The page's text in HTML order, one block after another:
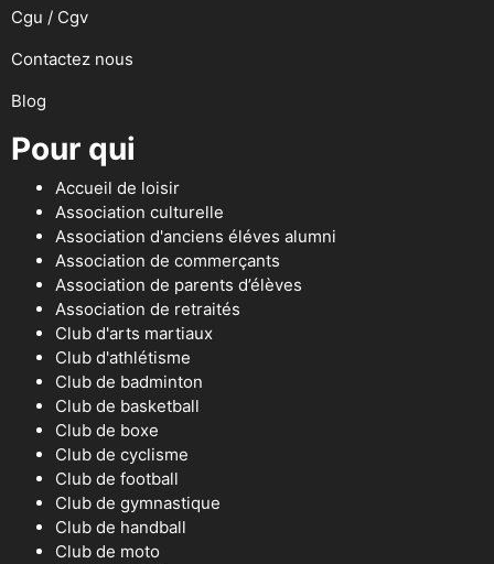
Cgu / Cgv
Contactez nous
Blog
Pour qui
Accueil de loisir
Association culturelle
Association d'anciens éléves alumni
Association de commerçants
Association de parents d’élèves
Association de retraités
Club d'arts martiaux
Club d'athlétisme
Club de badminton
Club de basketball
Club de boxe
Club de cyclisme
Club de football
Club de gymnastique
Club de handball
Club de moto